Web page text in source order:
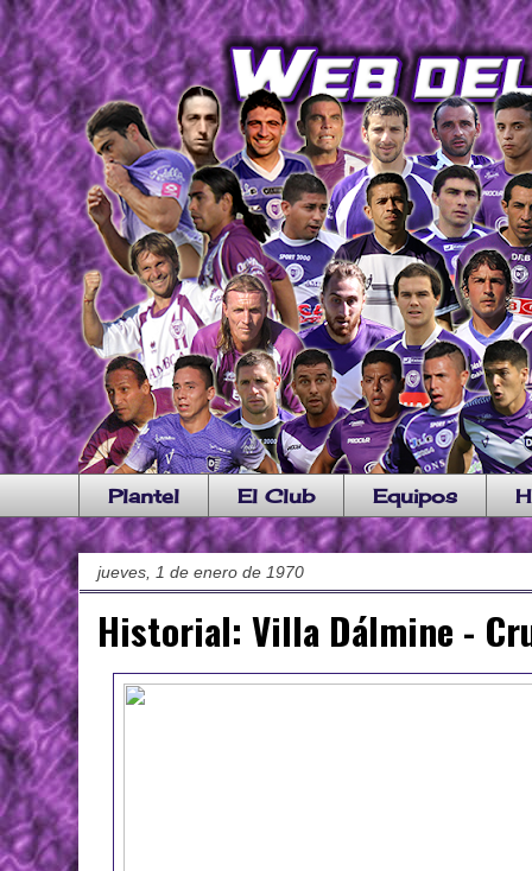
Plantel El Club Equipos
jueves, 1 de enero de 1970
Historial: Villa Dálmine -